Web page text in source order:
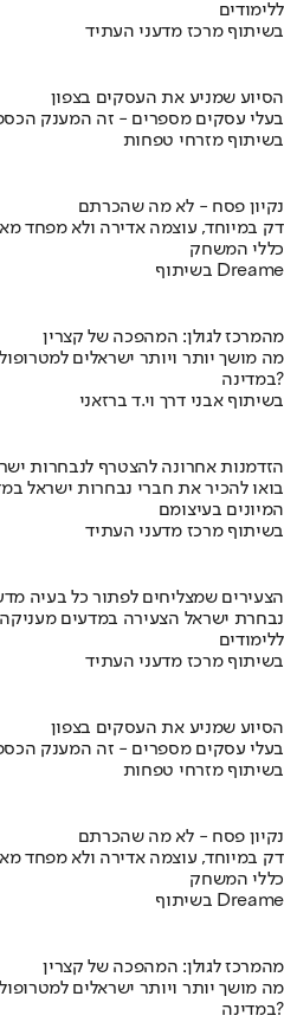
ללימודים
בשיתוף מרכז מדעני העתיד
הסיוע שמניע את העסקים בצפון
בעלי עסקים מספרים - זה המענק
בשיתוף מזרחי טפחות
נקיון פסח - לא מה שהכרתם
דק במיוחד, עוצמה אדירה ולא מפחד
כללי המשחק
בשיתוף Dreame
מהמרכז לגולן: המהפכה של קצרין
מה מושך יותר ויותר ישראלים
במדינה?
בשיתוף אבני דרך וי.ד ברזאני
הזדמנות אחרונה להצטרף לנבחרות
בואו להכיר את חברי נבחרות ישראל
המיונים בעיצומם
בשיתוף מרכז מדעני העתיד
הצעירים שמצליחים לפתור כל בעיה
נבחרת ישראל הצעירה במדעים
ללימודים
בשיתוף מרכז מדעני העתיד
הסיוע שמניע את העסקים בצפון
בעלי עסקים מספרים - זה המענק
בשיתוף מזרחי טפחות
נקיון פסח - לא מה שהכרתם
דק במיוחד, עוצמה אדירה ולא מפחד
כללי המשחק
בשיתוף Dreame
מהמרכז לגולן: המהפכה של קצרין
מה מושך יותר ויותר ישראלים
במדינה?